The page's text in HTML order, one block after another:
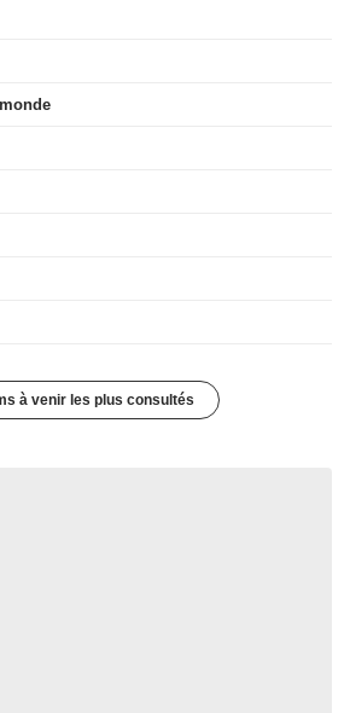
à venir les plus consultés